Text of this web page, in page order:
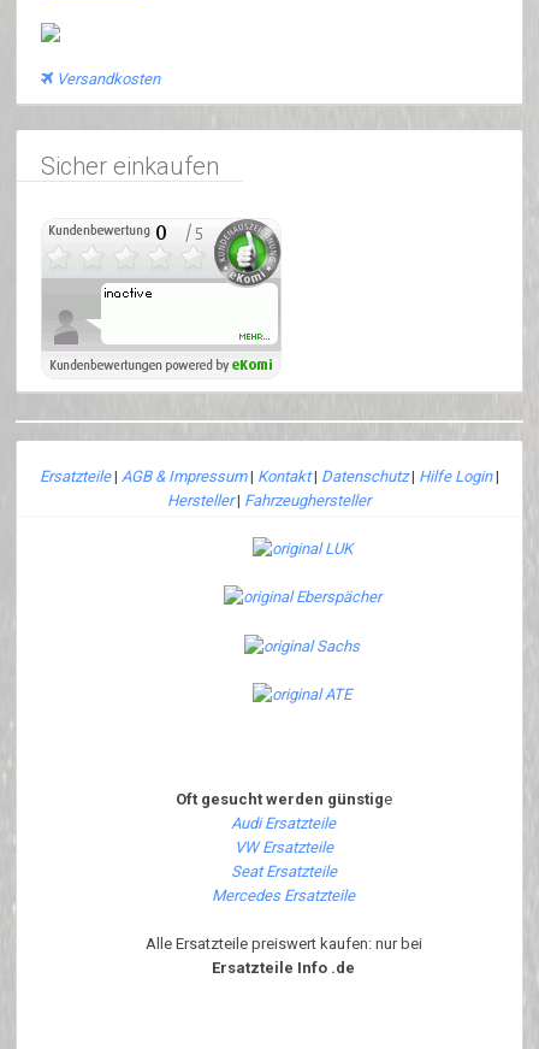
Versandkosten
Sicher einkaufen
Ersatzteile| AGB & Impressum| Kontakt| Datenschutz| Hilfe Login|
Hersteller| Fahrzeughersteller
Oft gesucht werden günstige
Audi Ersatzteile
VW Ersatzteile
Seat Ersatzteile
Mercedes Ersatzteile
Alle Ersatzteile preiswert kaufen: nur bei
Ersatzteile Info .de